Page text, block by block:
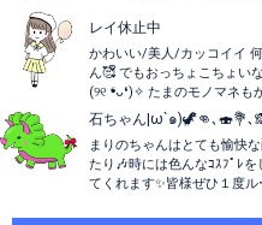
レイ休止中
かわいい/美人/カッコイイ
ん🥰ᩚ でもおっちょこちょい
(୨୧ ❛ᴗ❛)✧ たまのモノマネ
石ちゃん|ω`๑)🦖👊､🍣💐､
まりのちゃんはとても愉快
たり🎶時には色んなｺｽﾌﾟﾚ
てくれます✨皆様ぜひ１度ル